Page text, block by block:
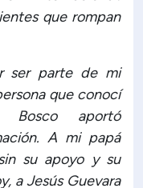
que rompan
ser parte de mi
que conocí
aportó
A mi papá
su apoyo y su
a Jesús Guevara